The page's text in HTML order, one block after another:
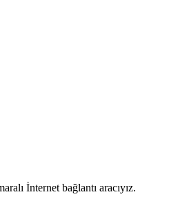
İnternet bağlantı aracıyız.